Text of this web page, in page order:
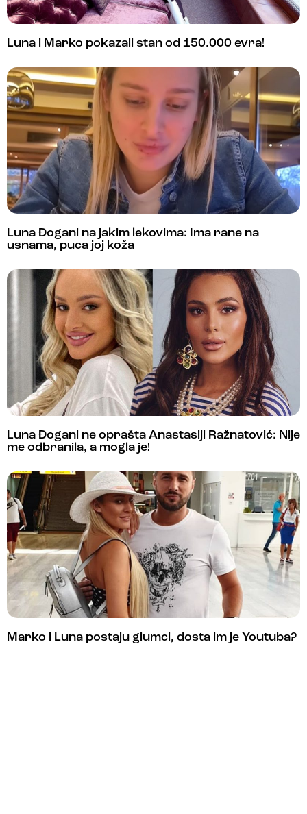
Luna i Marko pokazali stan od 150.000 evra!
Luna Đogani na jakim lekovima: Ima rane na
usnama, puca joj koža
Luna Đogani ne oprašta Anastasiji Ražnatović: Nije
me odbranila, a mogla je!
Marko i Luna postaju glumci, dosta im je Youtuba?